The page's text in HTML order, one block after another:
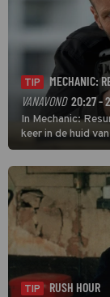
TIP
MECHANIC:
VANAVOND 20:27 -
In Mechanic:
keer in de huid
donder op kunt
veel terechtkomt.
TIP
RUSH HOUR